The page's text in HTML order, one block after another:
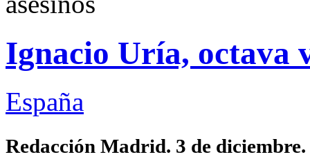
Ignacio Uría, octava
España
Redacción Madrid. 3 de diciembre.